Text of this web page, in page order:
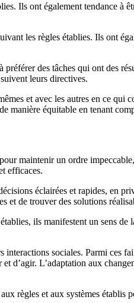
Ils ont également tendance à
les règles établies. Ils ont
des tâches qui ont des
leurs directives.
et avec les autres en ce qui
manière équitable en tenant
maintenir un ordre
efficaces.
éclairées et rapides, en
et de trouver des solutions
ils manifestent un sens
sociales. Parmi ces
d’agir. L’adaptation aux
règles et aux systèmes établis